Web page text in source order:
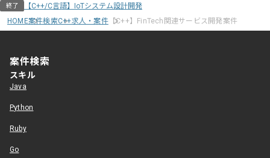
終了
【C++/C言語】IoTシステム設計開発
HOME案件検索C++求人・案件【C++】FinTech関連サービス開発案件
案件検索
スキル
Java
Python
Ruby
Go